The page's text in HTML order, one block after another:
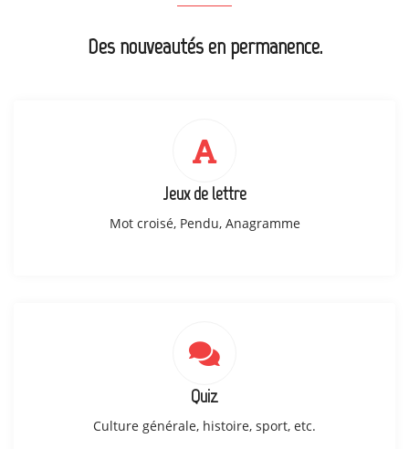
Des nouveautés en permanence.
Jeux de lettre
Mot croisé, Pendu, Anagramme
Quiz
Culture générale, histoire, sport, etc.